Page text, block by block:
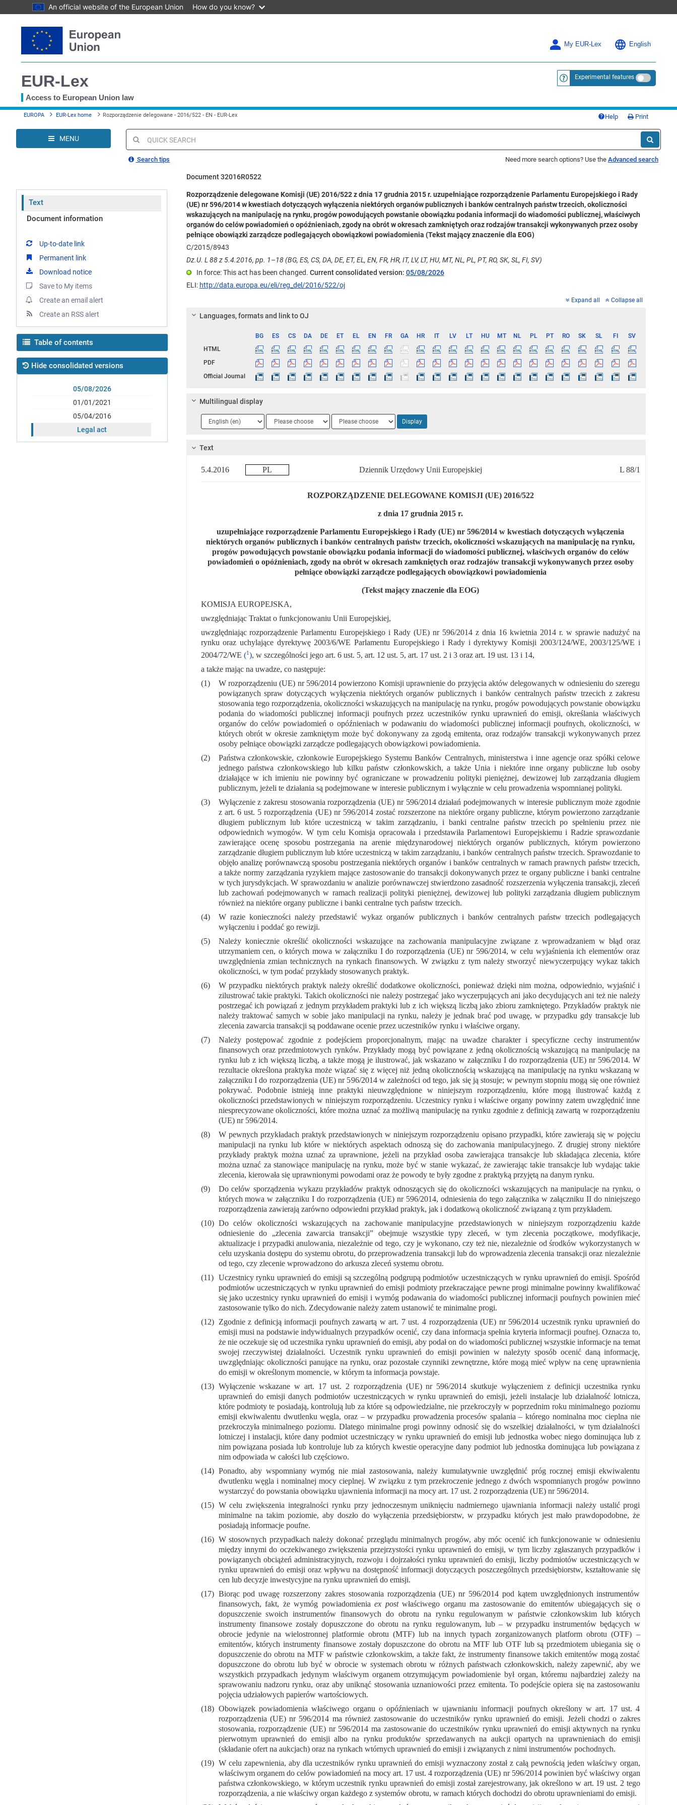
An official website of the European Union How do you know?
to
content
My EUR-Lex English
EUR-Lex
Access to European Union law
<a href="https://eur-lex.europa.eu/
Experimental features
You
here
EUROPA EUR-Lex home Rozporządzenie delegowane - 2016/522 - EN - EUR-Lex Help Print
MENU
Quick
search
Search tips Need more search options? Use the Advanced search
Document 32016R0522
Text
Document information
Up-to-date link
Permanent link
Download notice
Save to My items
Create an email alert
Create an RSS alert
Table of contents
Hide consolidated versions
05/08/2026
01/01/2021
05/04/2016
Legal act
Rozporządzenie delegowane Komisji (UE) 2016/522 z dnia 17 grudnia 2015 r. uzupełniające rozporządzenie Parlamentu Europejskiego i Rady
(UE) nr 596/2014 w kwestiach dotyczących wyłączenia niektórych organów publicznych i banków centralnych państw trzecich, okoliczności
wskazujących na manipulację na rynku, progów powodujących powstanie obowiązku podania informacji do wiadomości publicznej, właściwych
organów do celów powiadomień o opóźnieniach, zgody na obrót w okresach zamkniętych oraz rodzajów transakcji wykonywanych przez osoby
pełniące obowiązki zarządcze podlegających obowiązkowi powiadomienia (Tekst mający znaczenie dla EOG)
C/2015/8943
Dz.U. L 88 z 5.4.2016, pp. 1–18 (BG, ES, CS, DA, DE, ET, EL, EN, FR, HR, IT, LV, LT, HU, MT, NL, PL, PT, RO, SK, SL, FI, SV)
In force: This act has been changed. Current consolidated version: 05/08/2026
ELI: http://data.europa.eu/eli/reg_del/2016/522/oj
Expand all Collapse all
Languages, formats and link to OJ
BG ES CS DA DE ET EL EN FR GA HR IT LV LT HU MT NL PL PT RO SK SL FI
SV
HTML
PDF
Official Journal
Multilingual display
Language
1
Language
2
Language
3
Display
Text
5.4.2016 PL Dziennik Urzędowy Unii Europejskiej L 88/1
ROZPORZĄDZENIE DELEGOWANE KOMISJI (UE) 2016/522
z dnia 17 grudnia 2015 r.
uzupełniające rozporządzenie Parlamentu Europejskiego i Rady (UE) nr 596/2014 w kwestiach dotyczących wyłączenia
niektórych organów publicznych i banków centralnych państw trzecich, okoliczności wskazujących na manipulację na rynku,
progów powodujących powstanie obowiązku podania informacji do wiadomości publicznej, właściwych organów do celów
powiadomień o opóźnieniach, zgody na obrót w okresach zamkniętych oraz rodzajów transakcji wykonywanych przez osoby
pełniące obowiązki zarządcze podlegających obowiązkowi powiadomienia
(Tekst mający znaczenie dla EOG)
KOMISJA EUROPEJSKA,
uwzględniając Traktat o funkcjonowaniu Unii Europejskiej,
uwzględniając rozporządzenie Parlamentu Europejskiego i Rady (UE) nr 596/2014 z dnia 16 kwietnia 2014 r. w sprawie nadużyć na
rynku oraz uchylające dyrektywę 2003/6/WE Parlamentu Europejskiego i Rady i dyrektywy Komisji 2003/124/WE, 2003/125/WE i
2004/72/WE (1), w szczególności jego art. 6 ust. 5, art. 12 ust. 5, art. 17 ust. 2 i 3 oraz art. 19 ust. 13 i 14,
a także mając na uwadze, co następuje:
(1)
W rozporządzeniu (UE) nr 596/2014 powierzono Komisji uprawnienie do przyjęcia aktów delegowanych w odniesieniu do szeregu
powiązanych spraw dotyczących wyłączenia niektórych organów publicznych i banków centralnych państw trzecich z zakresu
stosowania tego rozporządzenia, okoliczności wskazujących na manipulację na rynku, progów powodujących powstanie obowiązku
podania do wiadomości publicznej informacji poufnych przez uczestników rynku uprawnień do emisji, określania właściwych
organów do celów powiadomień o opóźnieniach w podawaniu do wiadomości publicznej informacji poufnych, okoliczności, w
których obrót w okresie zamkniętym może być dokonywany za zgodą emitenta, oraz rodzajów transakcji wykonywanych przez
osoby pełniące obowiązki zarządcze podlegających obowiązkowi powiadomienia.
(2)
Państwa członkowskie, członkowie Europejskiego Systemu Banków Centralnych, ministerstwa i inne agencje oraz spółki celowe
jednego państwa członkowskiego lub kilku państw członkowskich, a także Unia i niektóre inne organy publiczne lub osoby
działające w ich imieniu nie powinny być ograniczane w prowadzeniu polityki pieniężnej, dewizowej lub zarządzania długiem
publicznym, jeżeli te działania są podejmowane w interesie publicznym i wyłącznie w celu prowadzenia wspomnianej polityki.
(3)
Wyłączenie z zakresu stosowania rozporządzenia (UE) nr 596/2014 działań podejmowanych w interesie publicznym może zgodnie
z art. 6 ust. 5 rozporządzenia (UE) nr 596/2014 zostać rozszerzone na niektóre organy publiczne, którym powierzono zarządzanie
długiem publicznym lub które uczestniczą w takim zarządzaniu, i banki centralne państw trzecich po spełnieniu przez nie
odpowiednich wymogów. W tym celu Komisja opracowała i przedstawiła Parlamentowi Europejskiemu i Radzie sprawozdanie
zawierające ocenę sposobu postrzegania na arenie międzynarodowej niektórych organów publicznych, którym powierzono
zarządzanie długiem publicznym lub które uczestniczą w takim zarządzaniu, i banków centralnych państw trzecich. Sprawozdanie to
objęło analizę porównawczą sposobu postrzegania niektórych organów i banków centralnych w ramach prawnych państw trzecich,
a także normy zarządzania ryzykiem mające zastosowanie do transakcji dokonywanych przez te organy publiczne i banki centralne
w tych jurysdykcjach. W sprawozdaniu w analizie porównawczej stwierdzono zasadność rozszerzenia wyłączenia transakcji, zleceń
lub zachowań podejmowanych w ramach realizacji polityki pieniężnej, dewizowej lub polityki zarządzania długiem publicznym
również na niektóre organy publiczne i banki centralne tych państw trzecich.
(4)
W razie konieczności należy przedstawić wykaz organów publicznych i banków centralnych państw trzecich podlegających
wyłączeniu i poddać go rewizji.
(5)
Należy koniecznie określić okoliczności wskazujące na zachowania manipulacyjne związane z wprowadzaniem w błąd oraz
utrzymaniem cen, o których mowa w załączniku I do rozporządzenia (UE) nr 596/2014, w celu wyjaśnienia ich elementów oraz
uwzględnienia zmian technicznych na rynkach finansowych. W związku z tym należy stworzyć niewyczerpujący wykaz takich
okoliczności, w tym podać przykłady stosowanych praktyk.
(6)
W przypadku niektórych praktyk należy określić dodatkowe okoliczności, ponieważ dzięki nim można, odpowiednio, wyjaśnić i
zilustrować takie praktyki. Takich okoliczności nie należy postrzegać jako wyczerpujących ani jako decydujących ani też nie należy
postrzegać ich powiązań z jednym przykładem praktyki lub z ich większą liczbą jako zbioru zamkniętego. Przykładów praktyk nie
należy traktować samych w sobie jako manipulacji na rynku, należy je jednak brać pod uwagę, w przypadku gdy transakcje lub
zlecenia zawarcia transakcji są poddawane ocenie przez uczestników rynku i właściwe organy.
(7)
Należy postępować zgodnie z podejściem proporcjonalnym, mając na uwadze charakter i specyficzne cechy instrumentów
finansowych oraz przedmiotowych rynków. Przykłady mogą być powiązane z jedną okolicznością wskazującą na manipulację na
rynku lub z ich większą liczbą, a także mogą je ilustrować, jak wskazano w załączniku I do rozporządzenia (UE) nr 596/2014. W
rezultacie określona praktyka może wiązać się z więcej niż jedną okolicznością wskazującą na manipulację na rynku wskazaną w
załączniku I do rozporządzenia (UE) nr 596/2014 w zależności od tego, jak się ją stosuje; w pewnym stopniu mogą się one również
pokrywać. Podobnie istnieją inne praktyki nieuwzględnione w niniejszym rozporządzeniu, które mogą ilustrować każdą z
okoliczności przedstawionych w niniejszym rozporządzeniu. Uczestnicy rynku i właściwe organy powinny zatem uwzględnić inne
niesprecyzowane okoliczności, które można uznać za możliwą manipulację na rynku zgodnie z definicją zawartą w rozporządzeniu
(UE) nr 596/2014.
(8)
W pewnych przykładach praktyk przedstawionych w niniejszym rozporządzeniu opisano przypadki, które zawierają się w pojęciu
manipulacji na rynku lub które w niektórych aspektach odnoszą się do zachowania manipulacyjnego. Z drugiej strony niektóre
przykłady praktyk można uznać za uprawnione, jeżeli na przykład osoba zawierająca transakcje lub składająca zlecenia, które
można uznać za stanowiące manipulację na rynku, może być w stanie wykazać, że zawierając takie transakcje lub wydając takie
zlecenia, kierowała się uprawnionymi powodami oraz że powody te były zgodne z praktyką przyjętą na danym rynku.
(9)
Do celów sporządzenia wykazu przykładów praktyk odnoszących się do okoliczności wskazujących na manipulacje na rynku, o
których mowa w załączniku I do rozporządzenia (UE) nr 596/2014, odniesienia do tego załącznika w załączniku II do niniejszego
rozporządzenia zawierają zarówno odpowiedni przykład praktyk, jak i dodatkową okoliczność związaną z tym przykładem.
(10) Do celów okoliczności wskazujących na zachowanie manipulacyjne przedstawionych w niniejszym rozporządzeniu każde
odniesienie do „zlecenia zawarcia transakcji” obejmuje wszystkie typy zleceń, w tym zlecenia początkowe, modyfikacje,
aktualizacje i przypadki anulowania, niezależnie od tego, czy je wykonano, czy też nie, niezależnie od środków wykorzystanych w
celu uzyskania dostępu do systemu obrotu, do przeprowadzenia transakcji lub do wprowadzenia zlecenia transakcji oraz niezależnie
od tego, czy zlecenie wprowadzono do arkusza zleceń systemu obrotu.
(11)
Uczestnicy rynku uprawnień do emisji są szczególną podgrupą podmiotów uczestniczących w rynku uprawnień do emisji. Spośród
podmiotów uczestniczących w rynku uprawnień do emisji podmioty przekraczające pewne progi minimalne powinny kwalifikować
się jako uczestnicy rynku uprawnień do emisji i wymóg podawania do wiadomości publicznej informacji poufnych powinien mieć
zastosowanie tylko do nich. Zdecydowanie należy zatem ustanowić te minimalne progi.
(12)
Zgodnie z definicją informacji poufnych zawartą w art. 7 ust. 4 rozporządzenia (UE) nr 596/2014 uczestnik rynku uprawnień do
emisji musi na podstawie indywidualnych przypadków ocenić, czy dana informacja spełnia kryteria informacji poufnej. Oznacza to,
że nie oczekuje się od uczestnika rynku uprawnień do emisji, aby podał on do wiadomości publicznej wszystkie informacje na temat
swojej rzeczywistej działalności. Uczestnik rynku uprawnień do emisji powinien w należyty sposób ocenić daną informację,
uwzględniając okoliczności panujące na rynku, oraz pozostałe czynniki zewnętrzne, które mogą mieć wpływ na cenę uprawnienia
do emisji w określonym momencie, w którym ta informacja powstaje.
(13) Wyłączenie wskazane w art. 17 ust. 2 rozporządzenia (UE) nr 596/2014 skutkuje wyłączeniem z definicji uczestnika rynku
uprawnień do emisji danych podmiotów uczestniczących w rynku uprawnień do emisji, jeżeli instalacje lub działalność lotnicza,
które podmioty te posiadają, kontrolują lub za które są odpowiedzialne, nie przekroczyły w poprzednim roku minimalnego poziomu
emisji ekwiwalentu dwutlenku węgla, oraz – w przypadku prowadzenia procesów spalania – którego nominalna moc cieplna nie
przekroczyła minimalnego poziomu. Dlatego minimalne progi powinny odnosić się do wszelkiej działalności, w tym działalności
lotniczej i instalacji, które dany podmiot uczestniczący w rynku uprawnień do emisji lub jednostka wobec niego dominująca lub z
nim powiązana posiada lub kontroluje lub za których kwestie operacyjne dany podmiot lub jednostka dominująca lub powiązana z
nim odpowiada w całości lub częściowo.
(14) Ponadto, aby wspomniany wymóg nie miał zastosowania, należy kumulatywnie uwzględnić próg rocznej emisji ekwiwalentu
dwutlenku węgla i nominalnej mocy cieplnej. W związku z tym przekroczenie jednego z dwóch wspomnianych progów powinno
wystarczyć do powstania obowiązku ujawnienia informacji na mocy art. 17 ust. 2 rozporządzenia (UE) nr 596/2014.
(15) W celu zwiększenia integralności rynku przy jednoczesnym uniknięciu nadmiernego ujawniania informacji należy ustalić progi
minimalne na takim poziomie, aby doszło do wyłączenia przedsiębiorstw, w przypadku których jest mało prawdopodobne, że
posiadają informacje poufne.
(16) W stosownych przypadkach należy dokonać przeglądu minimalnych progów, aby móc ocenić ich funkcjonowanie w odniesieniu
między innymi do oczekiwanego zwiększenia przejrzystości rynku uprawnień do emisji, w tym liczby zgłaszanych przypadków i
powiązanych obciążeń administracyjnych, rozwoju i dojrzałości rynku uprawnień do emisji, liczby podmiotów uczestniczących w
rynku uprawnień do emisji oraz wpływu na dostępność informacji dotyczących poszczególnych przedsiębiorstw, kształtowanie się
cen lub decyzje inwestycyjne na rynku uprawnień do emisji.
(17) Biorąc pod uwagę rozszerzony zakres stosowania rozporządzenia (UE) nr 596/2014 pod kątem uwzględnionych instrumentów
finansowych, fakt, że wymóg powiadomieniaex postwłaściwego organu ma zastosowanie do emitentów ubiegających się o
dopuszczenie swoich instrumentów finansowych do obrotu na rynku regulowanym w państwie członkowskim lub których
instrumenty finansowe zostały dopuszczone do obrotu na rynku regulowanym, lub – w przypadku instrumentów będących w
obrocie jedynie na wielostronnej platformie obrotu (MTF) lub na innych typach zorganizowanych platform obrotu (OTF) –
emitentów, których instrumenty finansowe zostały dopuszczone do obrotu na MTF lub OTF lub są przedmiotem ubiegania się o
dopuszczenie do obrotu na MTF w państwie członkowskim, a także fakt, że instrumenty finansowe takich emitentów mogą zostać
dopuszczone do obrotu lub być w obrocie w systemach obrotu w różnych państwach członkowskich, należy zapewnić, aby we
wszystkich przypadkach jedynym właściwym organem otrzymującym powiadomienie był organ, któremu najbardziej zależy na
sprawowaniu nadzoru rynku, oraz aby uniknąć stosowania uznaniowości przez emitenta. To podejście opiera się na zastosowaniu
pojęcia udziałowych papierów wartościowych.
(18) Obowiązek powiadomienia właściwego organu o opóźnieniach w ujawnianiu informacji poufnych określony w art. 17 ust. 4
rozporządzenia (UE) nr 596/2014 ma również zastosowanie do uczestników rynku uprawnień do emisji. Jeżeli chodzi o zakres
stosowania, rozporządzenie (UE) nr 596/2014 ma zastosowanie do uczestników rynku uprawnień do emisji aktywnych na rynku
pierwotnym uprawnień do emisji albo na rynku produktów sprzedawanych na aukcji opartych na uprawnieniach do emisji
(składanie ofert na aukcjach) oraz na rynkach wtórnych uprawnień do emisji i związanych z nimi instrumentów pochodnych.
(19) W celu zapewnienia, aby dla uczestników rynku uprawnień do emisji wyznaczony został z całą pewnością jeden właściwy organ,
właściwym organem do celów powiadomień na mocy art. 17 ust. 4 rozporządzenia (UE) nr 596/2014 powinien być właściwy organ
państwa członkowskiego, w którym uczestnik rynku uprawnień do emisji został zarejestrowany, jak określono w art. 19 ust. 2 tego
rozporządzenia, a nie właściwy organ każdego z systemów obrotu, w ramach których dochodzi do obrotu uprawnieniami do emisji.